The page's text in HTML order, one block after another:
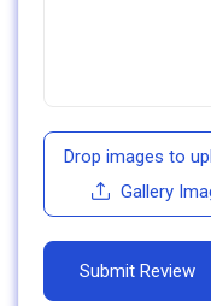
Drop images to
Gallery